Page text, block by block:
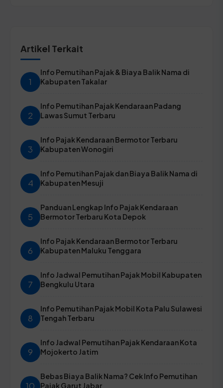
Artikel Terkait
1
Info Pemutihan Pajak & Biaya Balik Nama di
Kabupaten Takalar
2
Info Pemutihan Pajak Kendaraan Padang
Lawas Sumut Terbaru
3
Info Pajak Kendaraan Bermotor Terbaru
Kabupaten Wonogiri
4
Info Pemutihan Pajak dan Biaya Balik Nama di
Kabupaten Mesuji
5
Panduan Lengkap Info Pajak Kendaraan
Bermotor Terbaru Kota Depok
6
Info Pajak Kendaraan Bermotor Terbaru
Kabupaten Maluku Tenggara
7
Info Jadwal Pemutihan Pajak Mobil Kabupaten
Bengkulu Utara
8
Info Pemutihan Pajak Mobil Kota Palu Sulawesi
Tengah Terbaru
9
Info Jadwal Pemutihan Pajak Kendaraan Kota
Mojokerto Jatim
10
Bebas Biaya Balik Nama? Cek Info Pemutihan
Pajak Garut Jabar